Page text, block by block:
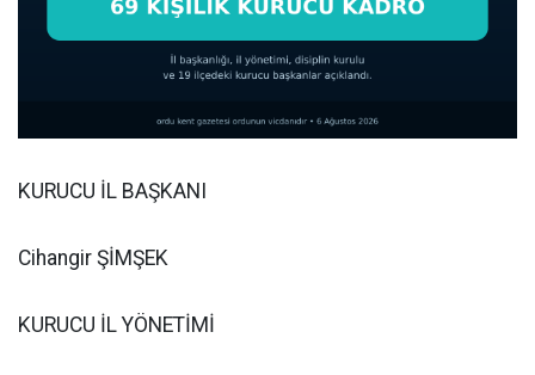
KURUCU İL BAŞKANI
Cihangir ŞİMŞEK
KURUCU İL YÖNETİMİ